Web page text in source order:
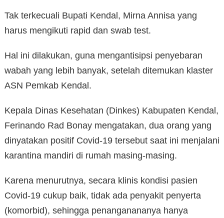
Tak terkecuali Bupati Kendal, Mirna Annisa yang
harus mengikuti rapid dan swab test.
Hal ini dilakukan, guna mengantisipsi penyebaran
wabah yang lebih banyak, setelah ditemukan klaster
ASN Pemkab Kendal.
Kepala Dinas Kesehatan (Dinkes) Kabupaten Kendal,
Ferinando Rad Bonay mengatakan, dua orang yang
dinyatakan positif Covid-19 tersebut saat ini menjalani
karantina mandiri di rumah masing-masing.
Karena menurutnya, secara klinis kondisi pasien
Covid-19 cukup baik, tidak ada penyakit penyerta
(komorbid), sehingga penanganananya hanya